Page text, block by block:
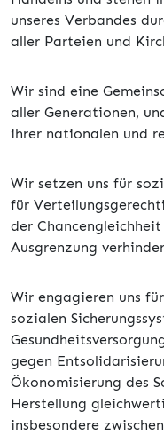
unseres Verbandes
aller Parteien und
Wir sind eine
aller Generationen,
ihrer nationalen und
Wir setzen uns für
für
der
Ausgrenzung
Wir engagieren uns
sozialen
gegen
Ökonomisierung des
Herstellung
insbesondere